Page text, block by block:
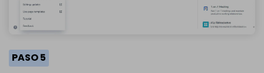
PASO 5